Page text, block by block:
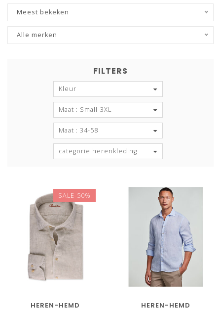
Meest bekeken
Alle merken
FILTERS
Kleur
Maat : Small-3XL
Maat : 34-58
categorie herenkleding
SALE-50%
HEREN-HEMD
HEREN-HEMD